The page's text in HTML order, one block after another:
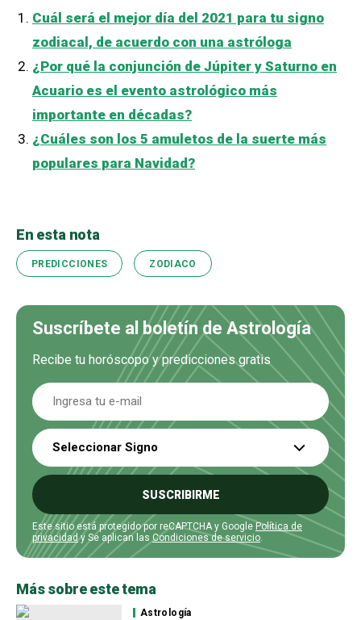
Cuál será el mejor día del 2021 para tu signo
zodiacal, de acuerdo con una astróloga
¿Por qué la conjunción de Júpiter y Saturno en
Acuario es el evento astrológico más
importante en décadas?
¿Cuáles son los 5 amuletos de la suerte más
populares para Navidad?
En esta nota
PREDICCIONES ZODIACO
Suscríbete al boletín de Astrología
Recibe tu horóscopo y predicciones gratis
Seleccionar Signo
SUSCRIBIRME
Este sitio está protegido por reCAPTCHA y Google Política de
privacidady Se aplican las Condiciones de servicio.
Más sobre este tema
Astrología